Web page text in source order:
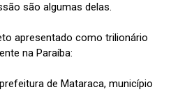
são algumas delas.
apresentado como trilionário
na Paraíba:
de Mataraca, município